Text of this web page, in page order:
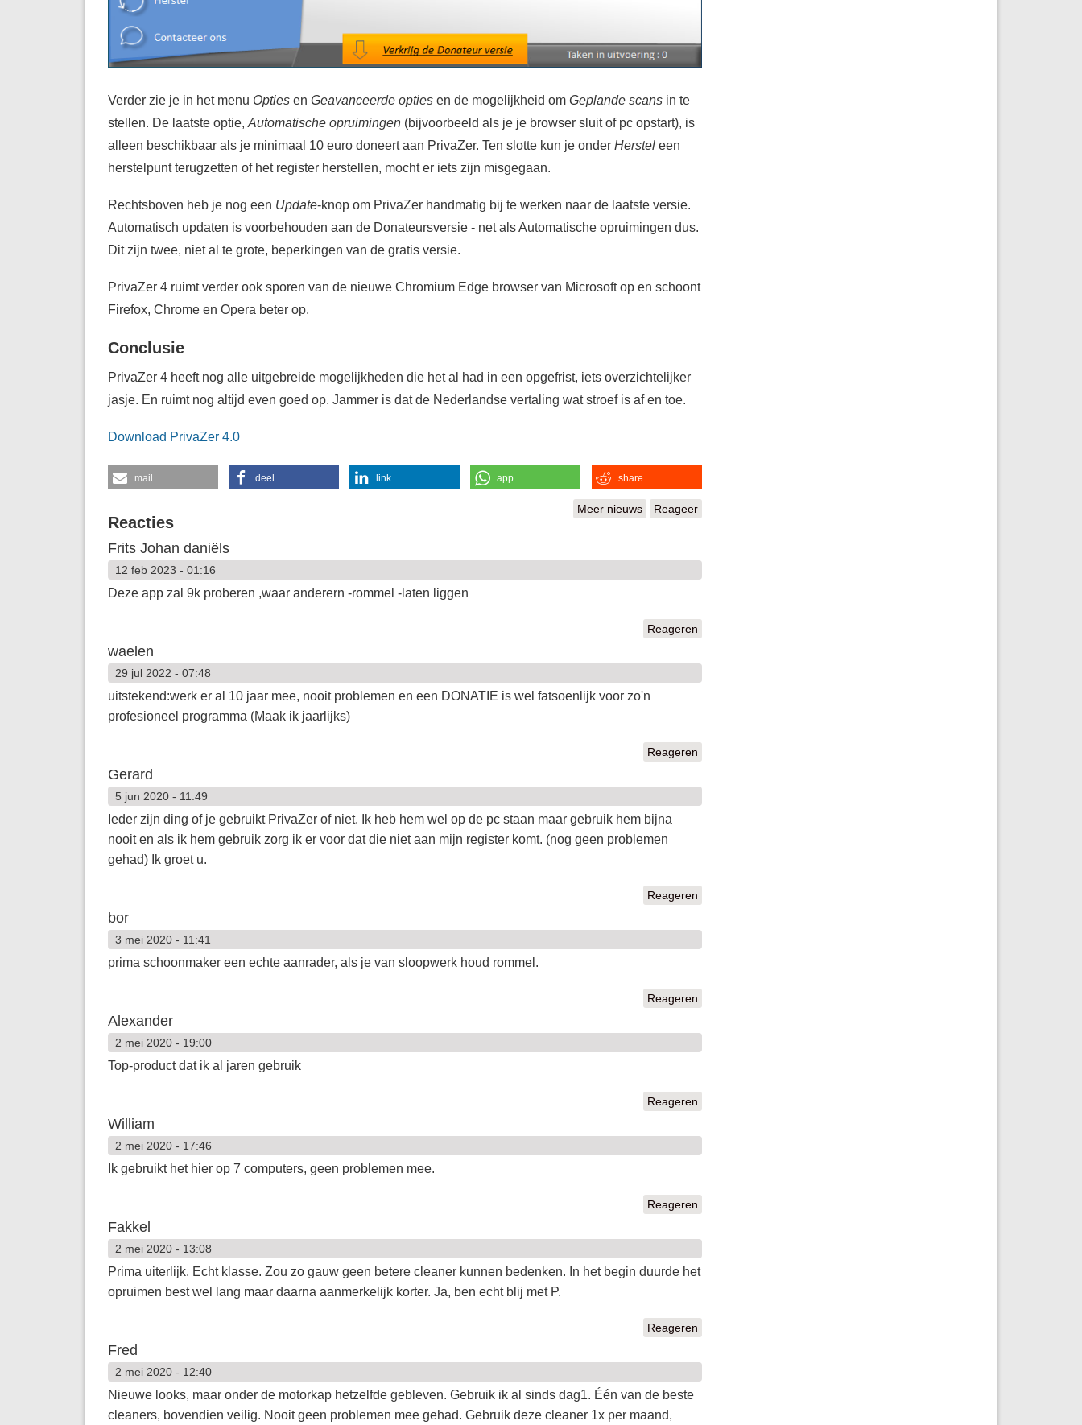
Verder zie je in het menu Optiesen Geavanceerde optiesen de mogelijkheid om Geplande scansin te
stellen. De laatste optie, Automatische opruimingen(bijvoorbeeld als je je browser sluit of pc opstart), is
alleen beschikbaar als je minimaal 10 euro doneert aan PrivaZer. Ten slotte kun je onder Hersteleen
herstelpunt terugzetten of het register herstellen, mocht er iets zijn misgegaan.
Rechtsboven heb je nog een Update-knop om PrivaZer handmatig bij te werken naar de laatste versie.
Automatisch updaten is voorbehouden aan de Donateursversie - net als Automatische opruimingen dus.
Dit zijn twee, niet al te grote, beperkingen van de gratis versie.
PrivaZer 4 ruimt verder ook sporen van de nieuwe Chromium Edge browser van Microsoft op en schoont
Firefox, Chrome en Opera beter op.
Conclusie
PrivaZer 4 heeft nog alle uitgebreide mogelijkheden die het al had in een opgefrist, iets overzichtelijker
jasje. En ruimt nog altijd even goed op. Jammer is dat de Nederlandse vertaling wat stroef is af en toe.
Download PrivaZer 4.0
mail deel link app share
Meer nieuws Reageer
Reacties
Frits Johan daniëls
12 feb 2023 - 01:16
Deze app zal 9k proberen ,waar anderern -rommel -laten liggen
Reageren
waelen
29 jul 2022 - 07:48
uitstekend:werk er al 10 jaar mee, nooit problemen en een DONATIE is wel fatsoenlijk voor zo'n
profesioneel programma (Maak ik jaarlijks)
Reageren
Gerard
5 jun 2020 - 11:49
Ieder zijn ding of je gebruikt PrivaZer of niet. Ik heb hem wel op de pc staan maar gebruik hem bijna
nooit en als ik hem gebruik zorg ik er voor dat die niet aan mijn register komt. (nog geen problemen
gehad) Ik groet u.
Reageren
bor
3 mei 2020 - 11:41
prima schoonmaker een echte aanrader, als je van sloopwerk houd rommel.
Reageren
Alexander
2 mei 2020 - 19:00
Top-product dat ik al jaren gebruik
Reageren
William
2 mei 2020 - 17:46
Ik gebruikt het hier op 7 computers, geen problemen mee.
Reageren
Fakkel
2 mei 2020 - 13:08
Prima uiterlijk. Echt klasse. Zou zo gauw geen betere cleaner kunnen bedenken. In het begin duurde het
opruimen best wel lang maar daarna aanmerkelijk korter. Ja, ben echt blij met P.
Reageren
Fred
2 mei 2020 - 12:40
Nieuwe looks, maar onder de motorkap hetzelfde gebleven. Gebruik ik al sinds dag1. Één van de beste
cleaners, bovendien veilig. Nooit geen problemen mee gehad. Gebruik deze cleaner 1x per maand,